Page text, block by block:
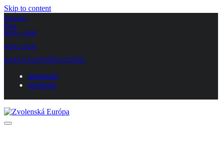
Skip to content
Obchody:
Dnes
00:00 – 00:00
KINO STAR
MAPA NÁKUPNÉHO CENTRA
instagram
facebook